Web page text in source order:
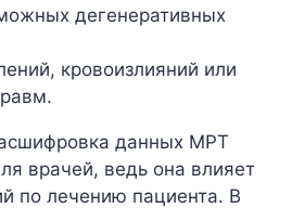
дегенеративных
кровоизлияний или
данных МРТ
врачей, ведь она влияет
по лечению пациента. В